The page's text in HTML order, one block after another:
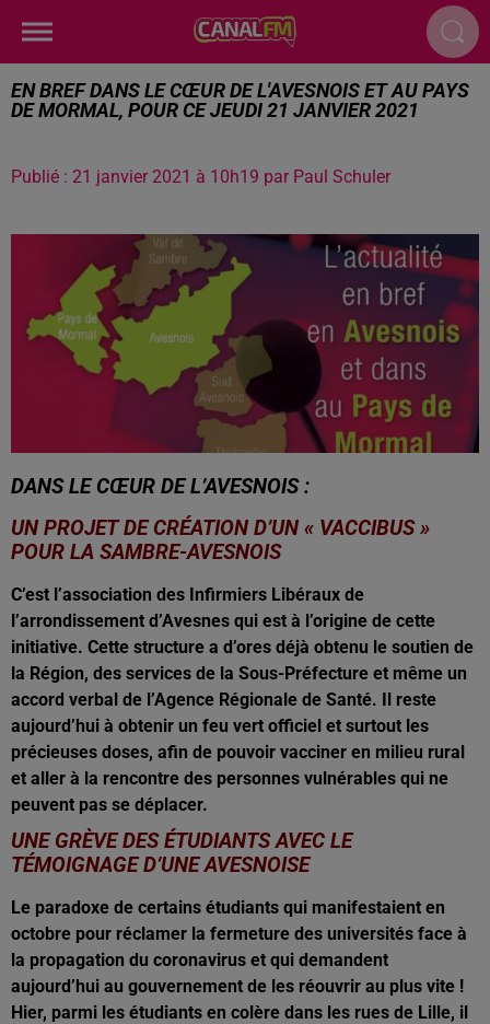
EN BREF DANS LE CŒUR DE L'AVESNOIS ET AU PAYS
DE MORMAL, POUR CE JEUDI 21 JANVIER 2021
Publié : 21 janvier 2021 à 10h19 par Paul Schuler
DANS LE CŒUR DE L’AVESNOIS :
UN PROJET DE CRÉATION D’UN « VACCIBUS »
POUR LA SAMBRE-AVESNOIS
C’est l’association des Infirmiers Libéraux de
l’arrondissement d’Avesnes qui est à l’origine de cette
initiative. Cette structure a d’ores déjà obtenu le soutien de
la Région, des services de la Sous-Préfecture et même un
accord verbal de l’Agence Régionale de Santé. Il reste
aujourd’hui à obtenir un feu vert officiel et surtout les
précieuses doses, afin de pouvoir vacciner en milieu rural
et aller à la rencontre des personnes vulnérables qui ne
peuvent pas se déplacer.
UNE GRÈVE DES ÉTUDIANTS AVEC LE
TÉMOIGNAGE D’UNE AVESNOISE
Le paradoxe de certains étudiants qui manifestaient en
octobre pour réclamer la fermeture des universités face à
la propagation du coronavirus et qui demandent
aujourd’hui au gouvernement de les réouvrir au plus vite !
Hier, parmi les étudiants en colère dans les rues de Lille, il